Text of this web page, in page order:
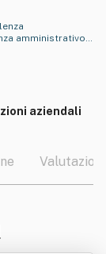
amministrativo-
aziendali
Valutazioni